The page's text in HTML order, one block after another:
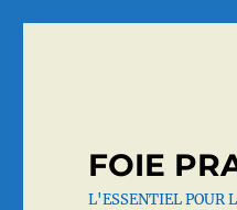
FOIE
L'ESSENTIEL POUR